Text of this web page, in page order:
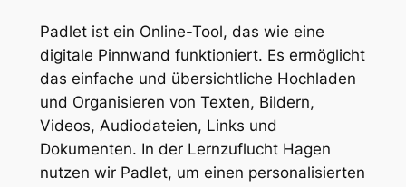
Padlet ist ein Online-Tool, das wie eine
digitale Pinnwand funktioniert. Es ermöglicht
das einfache und übersichtliche Hochladen
und Organisieren von Texten, Bildern,
Videos, Audiodateien, Links und
Dokumenten. In der Lernzuflucht Hagen
nutzen wir Padlet, um einen personalisierten